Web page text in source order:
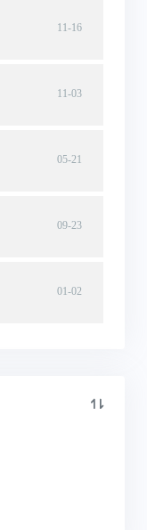
11-16
11-03
05-21
09-23
01-02